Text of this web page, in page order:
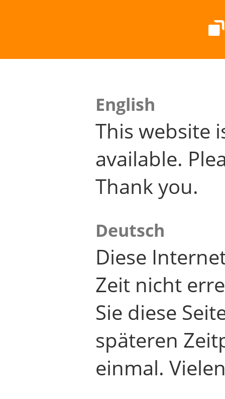
English
This website
available.
Thank you.
Deutsch
Diese
Zeit nicht
Sie diese
späteren
einmal.